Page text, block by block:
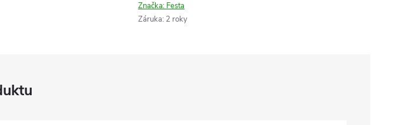
Značka: Festa
Záruka: 2 roky